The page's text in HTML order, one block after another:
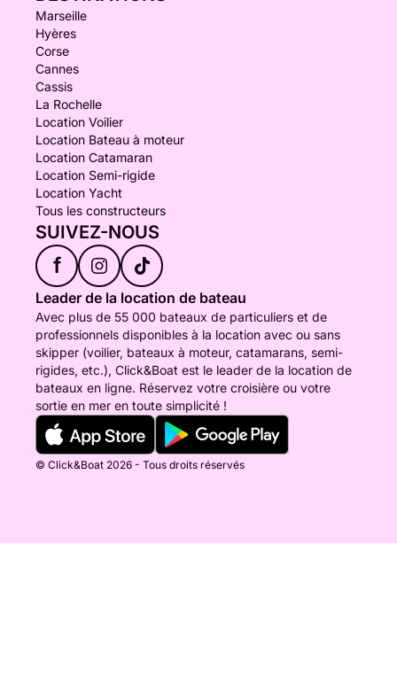
Marseille
Hyères
Corse
Cannes
Cassis
La Rochelle
Location Voilier
Location Bateau à moteur
Location Catamaran
Location Semi-rigide
Location Yacht
Tous les constructeurs
SUIVEZ-NOUS
f
Leader de la location de bateau
Avec plus de 55 000 bateaux de particuliers et de
professionnels disponibles à la location avec ou sans
skipper (voilier, bateaux à moteur, catamarans, semi-
rigides, etc.), Click&Boat est le leader de la location de
bateaux en ligne. Réservez votre croisière ou votre
sortie en mer en toute simplicité !
© Click&Boat 2026 - Tous droits réservés